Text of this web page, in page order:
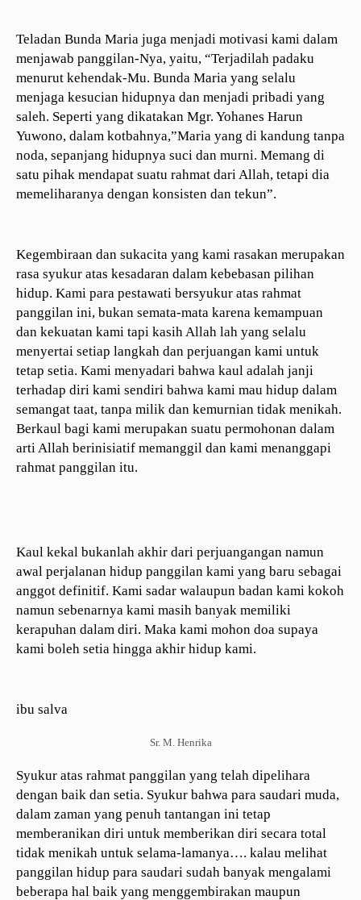
Teladan Bunda Maria juga menjadi motivasi kami dalam
menjawab panggilan-Nya, yaitu, “Terjadilah padaku
menurut kehendak-Mu. Bunda Maria yang selalu
menjaga kesucian hidupnya dan menjadi pribadi yang
saleh. Seperti yang dikatakan Mgr. Yohanes Harun
Yuwono, dalam kotbahnya,”Maria yang di kandung tanpa
noda, sepanjang hidupnya suci dan murni. Memang di
satu pihak mendapat suatu rahmat dari Allah, tetapi dia
memeliharanya dengan konsisten dan tekun”.
Kegembiraan dan sukacita yang kami rasakan merupakan
rasa syukur atas kesadaran dalam kebebasan pilihan
hidup. Kami para pestawati bersyukur atas rahmat
panggilan ini, bukan semata-mata karena kemampuan
dan kekuatan kami tapi kasih Allah lah yang selalu
menyertai setiap langkah dan perjuangan kami untuk
tetap setia. Kami menyadari bahwa kaul adalah janji
terhadap diri kami sendiri bahwa kami mau hidup dalam
semangat taat, tanpa milik dan kemurnian tidak menikah.
Berkaul bagi kami merupakan suatu permohonan dalam
arti Allah berinisiatif memanggil dan kami menanggapi
rahmat panggilan itu.
Kaul kekal bukanlah akhir dari perjuangangan namun
awal perjalanan hidup panggilan kami yang baru sebagai
anggot definitif. Kami sadar walaupun badan kami kokoh
namun sebenarnya kami masih banyak memiliki
kerapuhan dalam diri. Maka kami mohon doa supaya
kami boleh setia hingga akhir hidup kami.
ibu salva
Sr. M. Henrika
Syukur atas rahmat panggilan yang telah dipelihara
dengan baik dan setia. Syukur bahwa para saudari muda,
dalam zaman yang penuh tantangan ini tetap
memberanikan diri untuk memberikan diri secara total
tidak menikah untuk selama-lamanya…. kalau melihat
panggilan hidup para saudari sudah banyak mengalami
beberapa hal baik yang menggembirakan maupun